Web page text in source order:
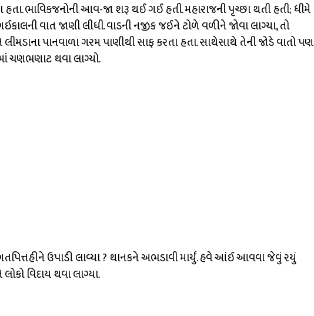
હતા. ભાવિકજનોની આવ-જા શરૂ થઈ ગઈ હતી. મહારાજની પૃચ્છા થતી હતી; ધીમે
વાત જાણી લીધી. વાડની નજીક જઈને ટોળે વળીને જોવા લાગ્યા, તો
પાનવાળા ગરમ પાણીથી સાફ કરતા હતા. સાથેસાથે તેની જોડે વાતો પણ
ચણભણાટ થવા લાગ્યો.
ઉપાડી લાવ્યા ? થાનકને અભડાવી માર્યું. હવે આંઈ આવવા જેવું રયું
વિદાય થવા લાગ્યા.